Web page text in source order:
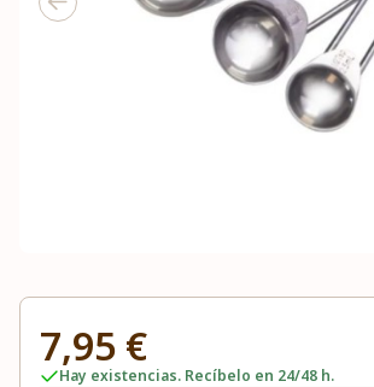
7,95 €
Hay existencias. Recíbelo en 24/48 h.